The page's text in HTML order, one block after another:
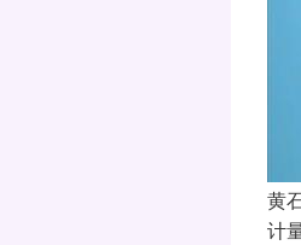
黄
计